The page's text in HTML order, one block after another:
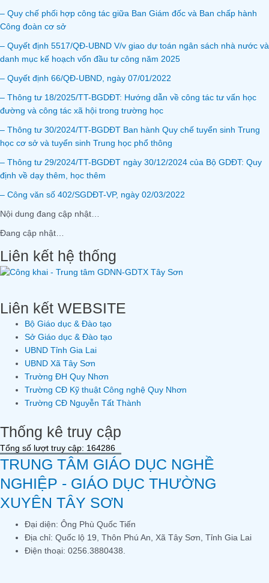
– Quy chế phối hợp công tác giữa Ban Giám đốc và Ban chấp hành
Công đoàn cơ sở
– Quyết định 5517/QĐ-UBND V/v giao dự toán ngân sách nhà nước và
danh mục kế hoạch vốn đầu tư công năm 2025
– Quyết định 66/QĐ-UBND, ngày 07/01/2022
– Thông tư 18/2025/TT-BGDĐT: Hướng dẫn về công tác tư vấn học
đường và công tác xã hội trong trường học
– Thông tư 30/2024/TT-BGDĐT Ban hành Quy chế tuyển sinh Trung
học cơ sở và tuyển sinh Trung học phổ thông
– Thông tư 29/2024/TT-BGDĐT ngày 30/12/2024 của Bộ GDĐT: Quy
định về dạy thêm, học thêm
– Công văn số 402/SGDĐT-VP, ngày 02/03/2022
Nội dung đang cập nhật…
Đang cập nhật…
Liên kết hệ thống
Liên kết WEBSITE
Bộ Giáo dục & Đào tạo
Sở Giáo dục & Đào tạo
UBND Tỉnh Gia Lai
UBND Xã Tây Sơn
Trường ĐH Quy Nhơn
Trường CĐ Kỹ thuật Công nghệ Quy Nhơn
Trường CĐ Nguyễn Tất Thành
Thống kê truy cập
Tổng số lượt truy cập: 164286
TRUNG TÂM GIÁO DỤC NGHỀ
NGHIỆP - GIÁO DỤC THƯỜNG
XUYÊN TÂY SƠN
Đại diện: Ông Phù Quốc Tiến
Địa chỉ: Quốc lộ 19, Thôn Phú An, Xã Tây Sơn, Tỉnh Gia Lai
Điện thoại: 0256.3880438.